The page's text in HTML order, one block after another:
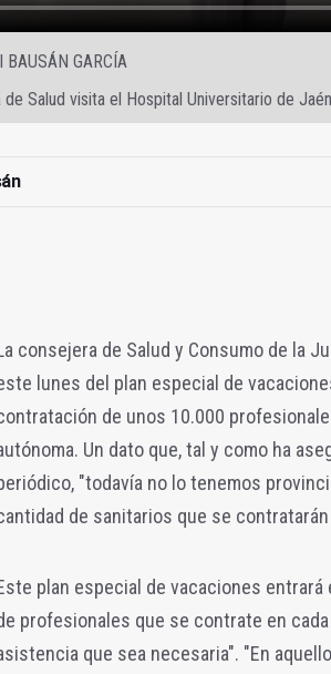
BAUSÁN GARCÍA
de Salud visita el Hospital Universitario de
consejera de Salud y Consumo de la
lunes del plan especial de
de unos 10.000
Un dato que, tal y como ha
"todavía no lo tenemos
de sanitarios que se
plan especial de vacaciones
profesionales que se contrate en
que sea necesaria". "En